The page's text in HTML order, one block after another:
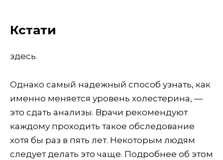
Кстати
здесь.
Однако самый надежный способ узнать, как
именно меняется уровень холестерина, —
это сдать анализы. Врачи рекомендуют
каждому проходить такое обследование
хотя бы раз в пять лет. Некоторым людям
следует делать это чаще. Подробнее об этом